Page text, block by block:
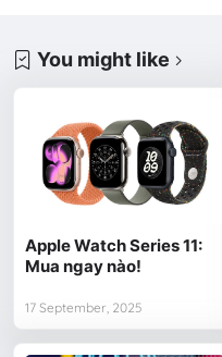
You might like
Apple Watch Series 11:
Mua ngay nào!
17 September, 2025